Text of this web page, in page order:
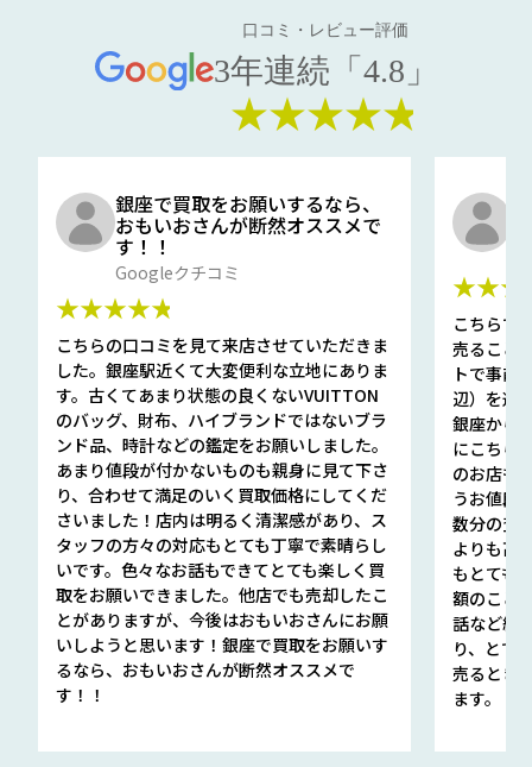
口コミ・レビュー評価
3年連続「4.8」
★★★★★
銀座で買取をお願いするなら、
おもいおさんが断然オススメで
す！！
Googleクチコミ
★★★★★
こちらの口コミを見て来店させていただきま
した。銀座駅近くて大変便利な立地にありま
す。古くてあまり状態の良くないVUITTON
のバッグ、財布、ハイブランドではないブラ
ンド品、時計などの鑑定をお願いしました。
あまり値段が付かないものも親身に見て下さ
り、合わせて満足のいく買取価格にしてくだ
さいました！店内は明るく清潔感があり、ス
タッフの方々の対応もとても丁寧で素晴らし
いです。色々なお話もできてとても楽しく買
取をお願いできました。他店でも売却したこ
とがありますが、今後はおもいおさんにお願
いしようと思います！銀座で買取をお願いす
るなら、おもいおさんが断然オススメで
す！！
こちらで
売ること
トで事前
辺）を選
銀座から
にこちら
のお店も
うお値段
数分の査
よりも高
もとても
額のこと
話など細
り、とて
売るとき
ます。